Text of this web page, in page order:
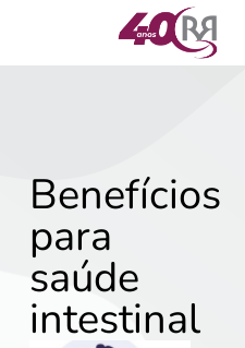
Benefícios
para
saúde
intestinal